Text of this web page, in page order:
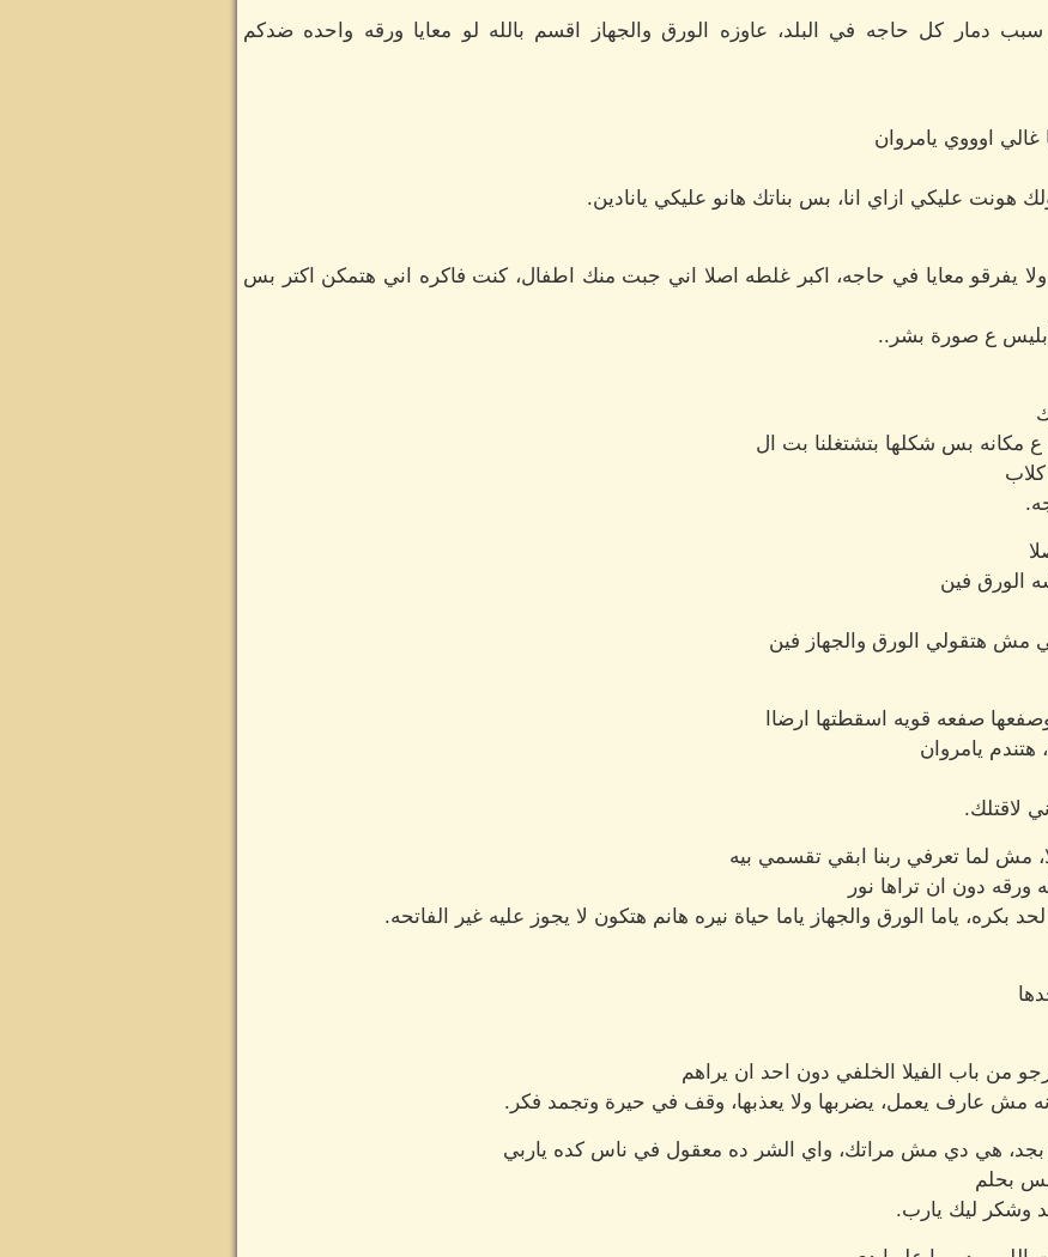
دمار كل حاجه في البلد، عاوزه الورق والجهاز اقسم بالله لو معايا ورقه واحده ضدكم
اوووي يامروان
عليكي ازاي انا، بس بناتك هانو عليكي يانادين.
ولا يفرقو معايا في حاجه، اكبر غلطه اصلا اني جبت منك اطفال، كنت فاكره اني هتمكن اكتر بس
ابليس ع صورة بشر..
ع مكانه بس شكلها بتشتغلنا بت ال
الورق فين
مش هتقولي الورق والجهاز فين
صفعه قويه اسقطتها ارضاا
يامروان
لاقتلك.
مش لما تعرفي ربنا ابقي تقسمي بيه
دون ان تراها نور
ياما الورق والجهاز ياما حياة نيره هانم هتكون لا يجوز عليه غير الفاتحه.
من باب الفيلا الخلفي دون احد ان يراهم
عارف يعمل، يضربها ولا يعذبها، وقف في حيرة وتجمد فكر.
هي دي مش مراتك، واي الشر ده معقول في ناس كده ياربي
بحلم
وشكر ليك يارب.